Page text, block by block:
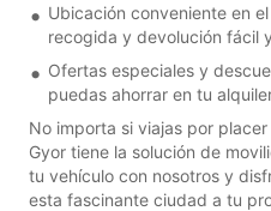
Ubicación conveniente en
recogida y devolución fácil
Ofertas especiales y
puedas ahorrar en tu
No importa si viajas por
Gyor tiene la solución de
tu vehículo con nosotros y
esta fascinante ciudad a tu